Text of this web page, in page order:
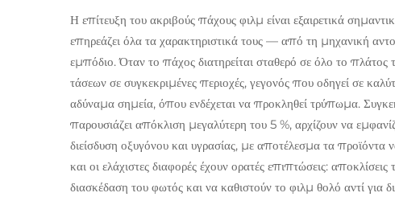
Η επίτευξη του ακριβούς πάχους φιλμ είναι εξαιρετικά
επηρεάζει όλα τα χαρακτηριστικά τους — από τη μηχανική
εμπόδιο. Όταν το πάχος διατηρείται σταθερό σε όλο το
τάσεων σε συγκεκριμένες περιοχές, γεγονός που οδηγεί σε
αδύναμα σημεία, όπου ενδέχεται να προκληθεί τρύπωμα.
παρουσιάζει απόκλιση μεγαλύτερη του 5 %, αρχίζουν να
διείσδυση οξυγόνου και υγρασίας, με αποτέλεσμα τα
και οι ελάχιστες διαφορές έχουν ορατές επιπτώσεις:
διασκέδαση του φωτός και να καθιστούν το φιλμ θολό αντί για